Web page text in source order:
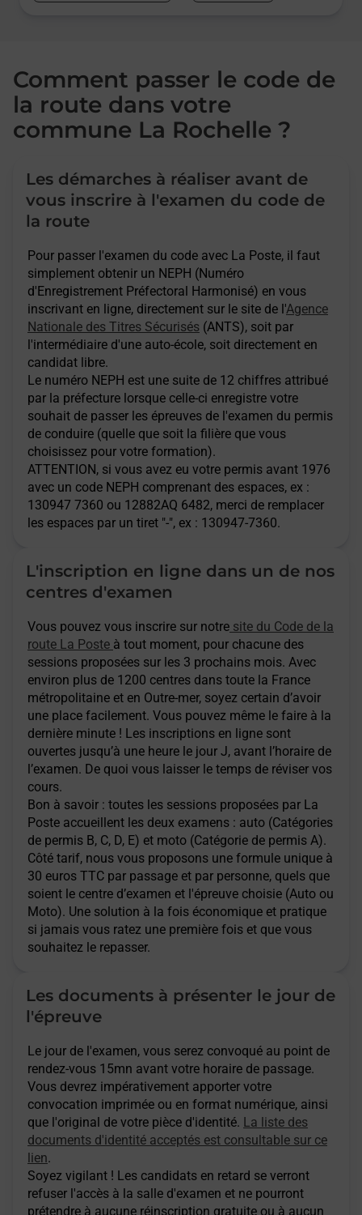
Comment passer le code de
la route dans votre
commune La Rochelle ?
Les démarches à réaliser avant de
vous inscrire à l'examen du code de
la route
Pour passer l'examen du code avec La Poste, il faut
simplement obtenir un NEPH (Numéro
d'Enregistrement Préfectoral Harmonisé) en vous
inscrivant en ligne, directement sur le site de l'Agence
Nationale des Titres Sécurisés (ANTS), soit par
l'intermédiaire d'une auto-école, soit directement en
candidat libre.
Le numéro NEPH est une suite de 12 chiffres attribué
par la préfecture lorsque celle-ci enregistre votre
souhait de passer les épreuves de l'examen du permis
de conduire (quelle que soit la filière que vous
choisissez pour votre formation).
ATTENTION, si vous avez eu votre permis avant 1976
avec un code NEPH comprenant des espaces, ex :
130947 7360 ou 12882AQ 6482, merci de remplacer
les espaces par un tiret "-", ex : 130947-7360.
L'inscription en ligne dans un de nos
centres d'examen
Vous pouvez vous inscrire sur notre site du Code de la
route La Poste à tout moment, pour chacune des
sessions proposées sur les 3 prochains mois. Avec
environ plus de 1200 centres dans toute la France
métropolitaine et en Outre-mer, soyez certain d’avoir
une place facilement. Vous pouvez même le faire à la
dernière minute ! Les inscriptions en ligne sont
ouvertes jusqu’à une heure le jour J, avant l’horaire de
l’examen. De quoi vous laisser le temps de réviser vos
cours.
Bon à savoir : toutes les sessions proposées par La
Poste accueillent les deux examens : auto (Catégories
de permis B, C, D, E) et moto (Catégorie de permis A).
Côté tarif, nous vous proposons une formule unique à
30 euros TTC par passage et par personne, quels que
soient le centre d’examen et l'épreuve choisie (Auto ou
Moto). Une solution à la fois économique et pratique
si jamais vous ratez une première fois et que vous
souhaitez le repasser.
Les documents à présenter le jour de
l'épreuve
Le jour de l'examen, vous serez convoqué au point de
rendez-vous 15mn avant votre horaire de passage.
Vous devrez impérativement apporter votre
convocation imprimée ou en format numérique, ainsi
que l'original de votre pièce d'identité. La liste des
documents d'identité acceptés est consultable sur ce
lien.
Soyez vigilant ! Les candidats en retard se verront
refuser l'accès à la salle d'examen et ne pourront
prétendre à aucune réinscription gratuite ou à aucun